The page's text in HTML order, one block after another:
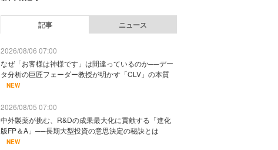
記事 ニュース
2026/08/06 07:00
なぜ「お客様は神様です」は間違っているのか──デー
タ分析の巨匠フェーダー教授が明かす「CLV」の本質
NEW
2026/08/05 07:00
中外製薬が挑む、R&Dの成果最大化に貢献する「進化
版FP＆A」──長期大型投資の意思決定の秘訣とは
NEW